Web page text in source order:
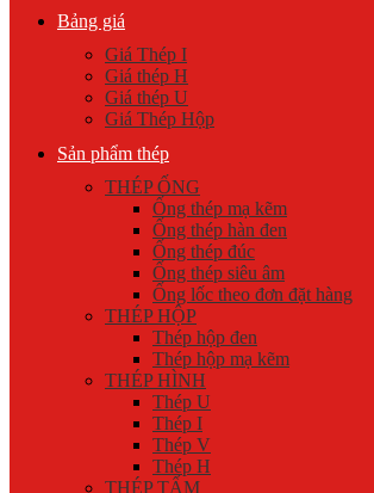
Bảng giá
Giá Thép I
Giá thép H
Giá thép U
Giá Thép Hộp
Sản phẩm thép
THÉP ỐNG
Ống thép mạ kẽm
Ống thép hàn đen
Ống thép đúc
Ống thép siêu âm
Ống lốc theo đơn đặt hàng
THÉP HỘP
Thép hộp đen
Thép hộp mạ kẽm
THÉP HÌNH
Thép U
Thép I
Thép V
Thép H
THÉP TẤM